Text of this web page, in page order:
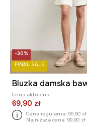
-30%
FINAL SALE
Cena aktualna:
69,90 zł
Cena regularna: 99,90 zł
Najniższa cena: 99,90 zł